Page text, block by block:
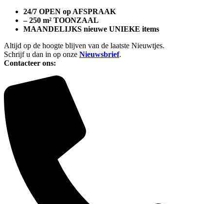
24/7 OPEN op AFSPRAAK
– 250 m² TOONZAAL
MAANDELIJKS nieuwe UNIEKE items
Altijd op de hoogte blijven van de laatste Nieuwtjes.
Schrijf u dan in op onze Nieuwsbrief.
Contacteer ons: